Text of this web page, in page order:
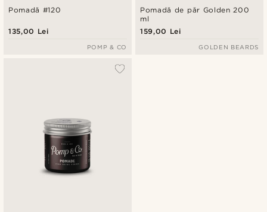
Pomadă #120
135,00 Lei
POMP & CO
Pomadă de păr Golden 200
ml
159,00 Lei
GOLDEN BEARDS